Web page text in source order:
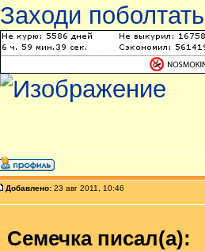
Заходи поболтать
Добавлено: 23 авг 2011, 10:46
Семечка писал(а):